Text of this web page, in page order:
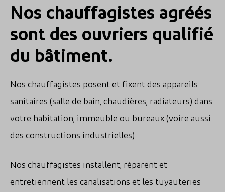
Nos chauffagistes agréés
sont des ouvriers qualifié
du bâtiment.
Nos chauffagistes posent et fixent des appareils
sanitaires (salle de bain, chaudières, radiateurs) dans
votre habitation, immeuble ou bureaux (voire aussi
des constructions industrielles).
Nos chauffagistes installent, réparent et
entretiennent les canalisations et les tuyauteries